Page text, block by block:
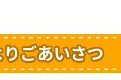
ごあいさつ